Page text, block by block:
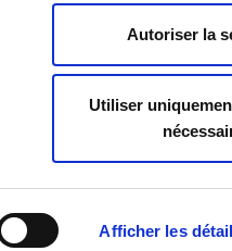
Afficher les
Autoriser la
Utiliser
Insights
Practice
Publications
Tu sais que